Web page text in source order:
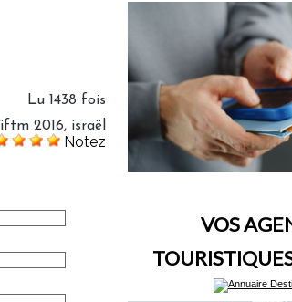
Lu 1438 fois
iftm 2016, israël
Notez
VOS